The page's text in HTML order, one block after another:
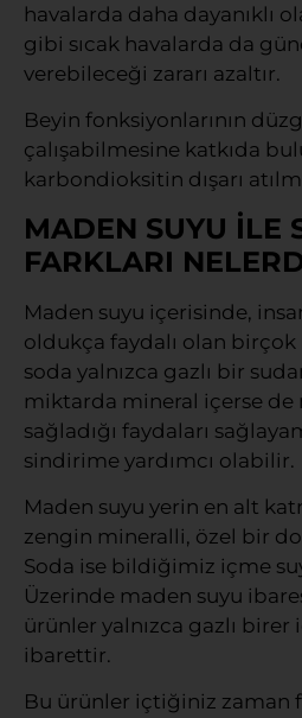
havalarda daha dayanıklı
gibi sıcak havalarda da
verebileceği zararı azaltır.
Beyin fonksiyonlarının
çalışabilmesine katkıda
karbondioksitin dışarı
MADEN SUYU İLE
FARKLARI
Maden suyu içerisinde,
oldukça faydalı olan
soda yalnızca gazlı bir
miktarda mineral içerse de
sağladığı faydaları
sindirime yardımcı olabilir.
Maden suyu yerin en alt
zengin mineralli, özel bir
Soda ise bildiğimiz içme
Üzerinde maden suyu
ürünler yalnızca gazlı
ibarettir.
Bu ürünler içtiğiniz zaman